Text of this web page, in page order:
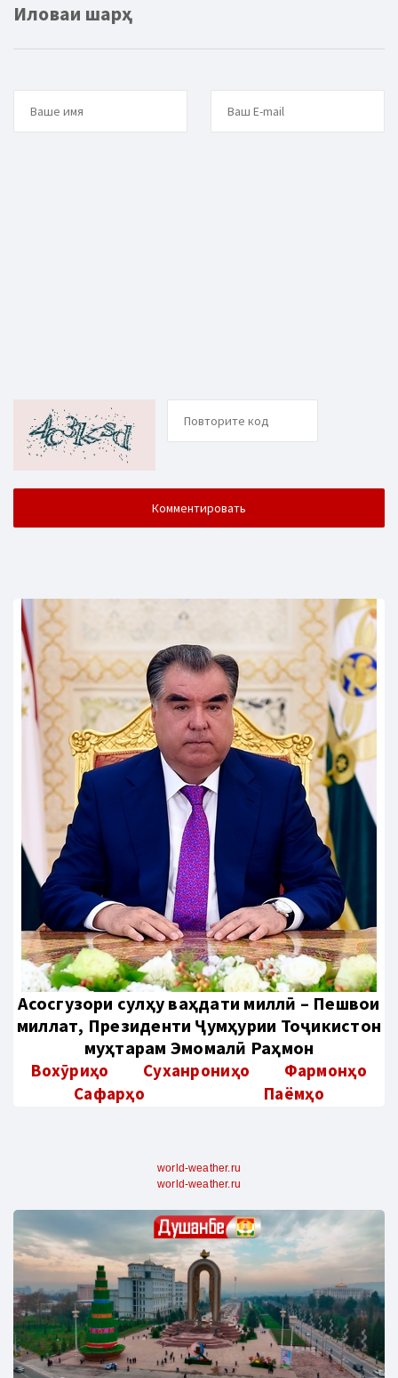
Иловаи шарҳ
Aсосгузори сулҳу ваҳдати миллӣ – Пешвои
миллат, Президенти Ҷумҳурии Тоҷикистон
муҳтарам Эмомалӣ Раҳмон
Вохӯриҳо Суханрониҳо
Фармонҳо
Сафарҳо
Паёмҳо
world-weather.ru
world-weather.ru